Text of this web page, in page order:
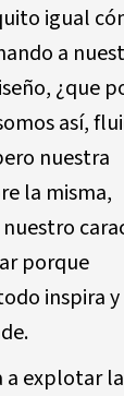
igual
a
¿que
así,
nuestra
la misma,
porque
inspira
a explotar la